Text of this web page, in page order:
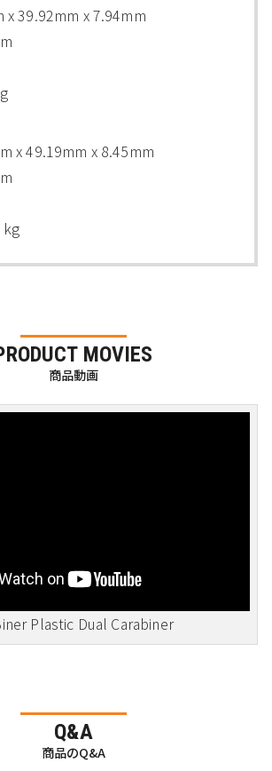
x 39.92mm x 7.94mm
x 49.19mm x 8.45mm
kg
MOVIES
商品動画
Plastic Dual Carabiner
Q&A
商品のQ&A